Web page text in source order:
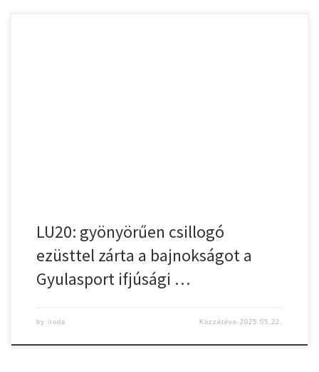
LU20: gyönyörűen csillogó
ezüsttel zárta a bajnokságot a
Gyulasport ifjúsági …
by iroda Közzétéve2025.05.22.